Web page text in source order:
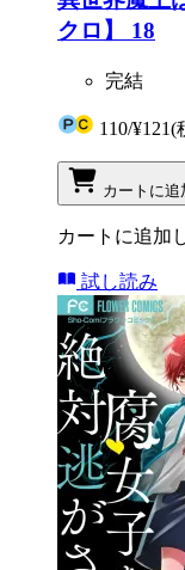
クロ】 18
完結
110/¥121(
カートに追
カートに追加
試し読み